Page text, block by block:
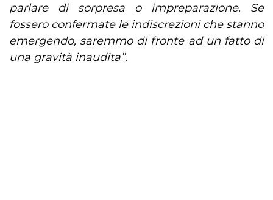
parlare di sorpresa o impreparazione. Se
fossero confermate le indiscrezioni che stanno
emergendo, saremmo di fronte ad un fatto di
una gravità inaudita”.